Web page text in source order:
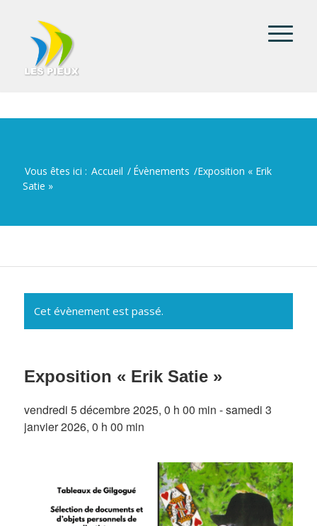
Vous êtes ici : Accueil / Évènements /Exposition « Erik
Satie »
Cet évènement est passé.
Exposition « Erik Satie »
vendredi 5 décembre 2025, 0 h 00 min -samedi 3
janvier 2026, 0 h 00 min